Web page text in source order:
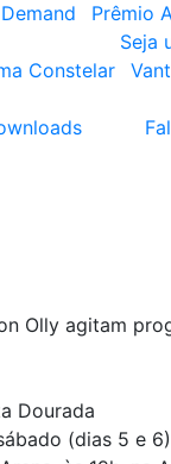
Prêmio
Seja
Constelar
Olly agitam
Dourada
(dias 5 e